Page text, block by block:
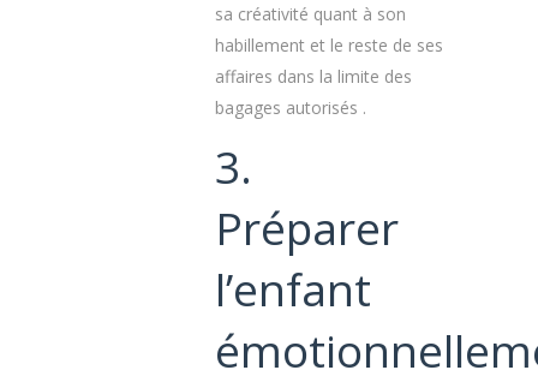
sa créativité quant à son
habillement et le reste de ses
affaires dans la limite des
bagages autorisés .
3.
Préparer
l’enfant